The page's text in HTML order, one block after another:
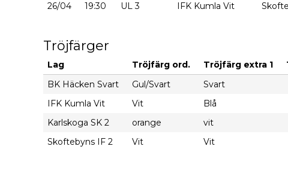
26/04
19:30 UL 3 IFK Kumla Vit
Tröjfärger
Lag Tröjfärg ord. Tröjfärg extra 1
BK Häcken Svart
Gul/Svart
Svart
IFK Kumla Vit
Vit
Blå
Karlskoga SK 2
orange
vit
Skoftebyns IF 2
Vit Vit